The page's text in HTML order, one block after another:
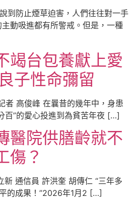
到防止煙草迫害，人們往往對一手
動吸進都有所警戒。但是，一種
竭台包養獻上愛
子性命彌留
者 高俊峰 在曩昔的幾年中，身患
百”的愛心投進到為貧苦年夜 […]
醫院供膳齡就不
傷？
新 通信員 許洪奎 胡傳仁 “三年多
的成果！”2026年1月2 […]